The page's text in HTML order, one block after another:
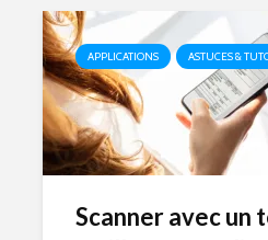
APPLICATIONS ASTUCES &
Scanner avec un